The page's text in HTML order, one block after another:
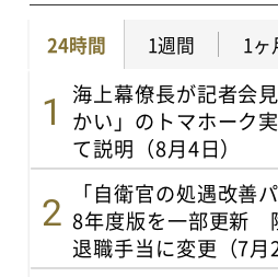
24時間 1週間 1ヶ
海上幕僚長が記者会
かい」のトマホーク
て説明（8月4日）
「自衛官の処遇改善
8年度版を一部更新
退職手当に変更（7月